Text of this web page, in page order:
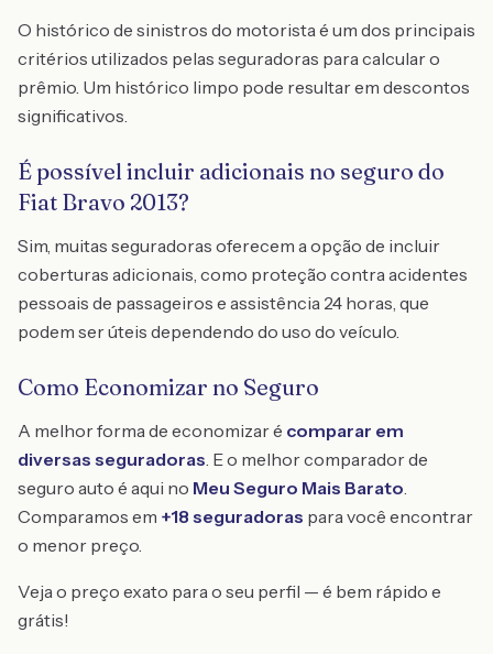
O histórico de sinistros do motorista é um dos principais
critérios utilizados pelas seguradoras para calcular o
prêmio. Um histórico limpo pode resultar em descontos
significativos.
É possível incluir adicionais no seguro do
Fiat Bravo 2013?
Sim, muitas seguradoras oferecem a opção de incluir
coberturas adicionais, como proteção contra acidentes
pessoais de passageiros e assistência 24 horas, que
podem ser úteis dependendo do uso do veículo.
Como Economizar no Seguro
A melhor forma de economizar é comparar em
diversas seguradoras. E o melhor comparador de
seguro auto é aqui no Meu Seguro Mais Barato.
Comparamos em +18 seguradoras para você encontrar
o menor preço.
Veja o preço exato para o seu perfil — é bem rápido e
grátis!